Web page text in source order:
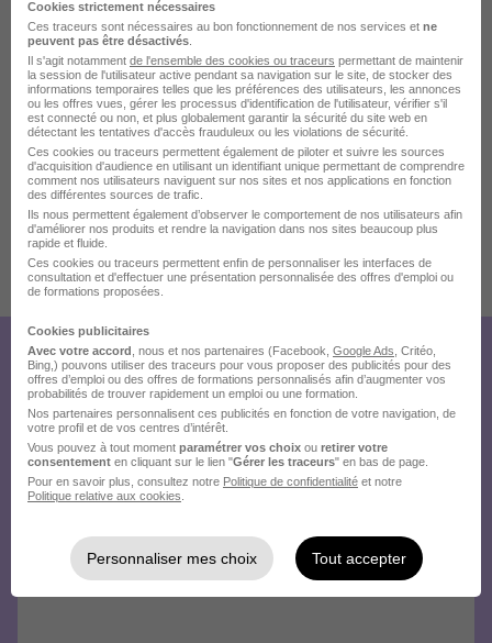
conseils en recrutements de cadres, experts et de
dirigeants qui interviennent pour le compte de clients
spécialisés dans l'Acte de Construire (ingénierie,
entreprises, maîtrise d'ouvrages, industries BTP) en
France et dans quelques régions du Monde.
Bureaux : Nantes, Paris et Lyon
www.boisdronetassocies.fr
Publiée le 31/07/2026 - Réf : 1347143/13306421
CDPCEMTEIDCBET/45O
Créez votre compte Hellowork et
envoyez votre candidature !
Cookies strictement nécessaires
Ces traceurs sont nécessaires au bon fonctionnement de nos services et ne
peuvent pas être désactivés
Il s'agit notamment de l'ensemble des cookies ou traceurs permettant de maintenir
la session de l'utilisateur active pendant sa navigation sur le site, de stocker des
informations temporaires telles que les préférences des utilisateurs, les annonces
ou les offres vues, gérer les processus d'identification de l'utilisateur, vérifier s'il
est connecté ou non, et plus globalement garantir la sécurité du site web en
détectant les tentatives d'accès frauduleux ou les violations de sécurité.
Ces cookies ou traceurs permettent également de piloter et suivre les sources
d'acquisition d'audience en utilisant un identifiant unique permettant de comprendre
comment nos utilisateurs naviguent sur nos sites et nos applications en fonction
des différentes sources de trafic.
Ils nous permettent également d’observer le comportement de nos utilisateurs afin
d'améliorer nos produits et rendre la navigation dans nos sites beaucoup plus
rapide et fluide.
Ces cookies ou traceurs permettent enfin de personnaliser les interfaces de
consultation et d'effectuer une présentation personnalisée des offres d'emploi ou
de formations proposées.
Cookies publicitaires
Avec votre accord , nous et nos partenaires (Facebook, Google Ads , Critéo,
Bing,) pouvons utiliser des traceurs pour vous proposer des publicités pour des
offres d’emploi ou des offres de formations personnalisés afin d’augmenter vos
probabilités de trouver rapidement un emploi ou une formation.
Nos partenaires personnalisent ces publicités en fonction de votre navigation, de
votre profil et de vos centres d’intérêt.
Vous pouvez à tout moment paramétrer vos choix ou retirer votre
consentement en cliquant sur le lien "Gérer les traceurs" en bas de page.
Pour en savoir plus, consultez notre Politique de confidentialité et notre
Politique relative aux cookies
Personnaliser mes choix Tout accepter